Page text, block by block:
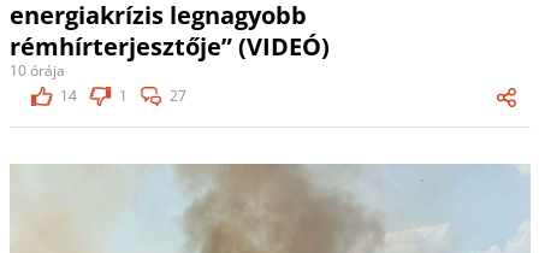
energiakrízis legnagyobb
rémhírterjesztője” (VIDEÓ)
10 órája
14
1 27